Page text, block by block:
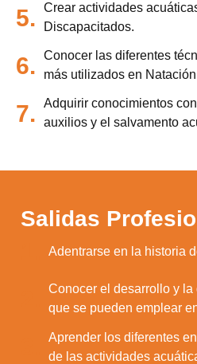
5.
Crear actividades
Discapacitados.
6.
Conocer las diferentes
más utilizados en
7.
Adquirir conocimientos
auxilios y el salvamento
Salidas
Adentrarse en la historia
Conocer el desarrollo y
que se pueden emplear
Aprender los diferentes
de las actividades